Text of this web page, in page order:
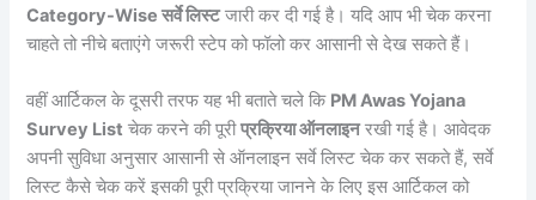
Category-Wise सर्वे लिस्टजारी कर दी गई है। यदि आप भी चेक करना
चाहते तो नीचे बताएंगे जरूरी स्टेप को फॉलो कर आसानी से देख सकते हैं।
वहीं आर्टिकल के दूसरी तरफ यह भी बताते चले कि PM Awas Yojana
Survey List चेक करने की पूरीप्रक्रिया ऑनलाइनरखी गई है। आवेदक
अपनी सुविधा अनुसार आसानी से ऑनलाइन सर्वे लिस्ट चेक कर सकते हैं, सर्वे
लिस्ट कैसे चेक करें इसकी पूरी प्रक्रिया जानने के लिए इस आर्टिकल को